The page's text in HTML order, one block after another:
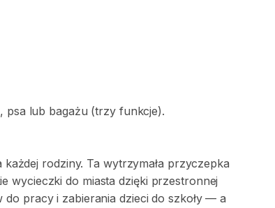
​,​ psa lub bagażu (trzy funkcje).
każdej rodziny. Ta wytrzymała przyczepka
wycieczki do miasta dzięki przestronnej
do pracy i zabierania dzieci do szkoły — a